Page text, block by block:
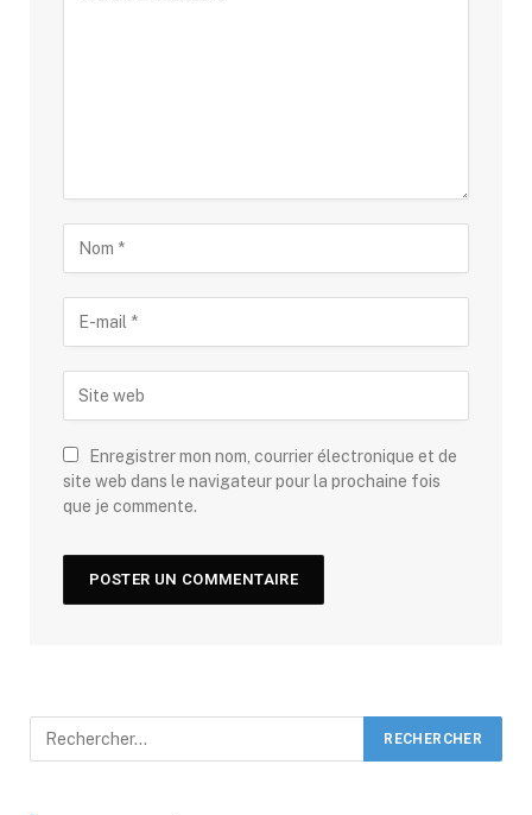
Enregistrer mon nom, courrier électronique et de
site web dans le navigateur pour la prochaine fois
que je commente.